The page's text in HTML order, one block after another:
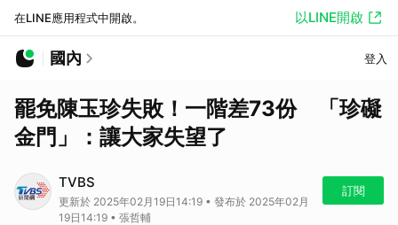
在LINE應用程式中開啟。 以LINE開啟
國內 登入
罷免陳玉珍失敗！一階差73份 「珍礙
金門」：讓大家失望了
TVBS
更新於 2025年02月19日14:19 • 發布於 2025年02月
19日14:19 • 張哲輔
訂閱